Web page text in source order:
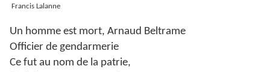
Francis Lalanne
Un homme est mort, Arnaud Beltrame
Officier de gendarmerie
Ce fut au nom de la patrie,